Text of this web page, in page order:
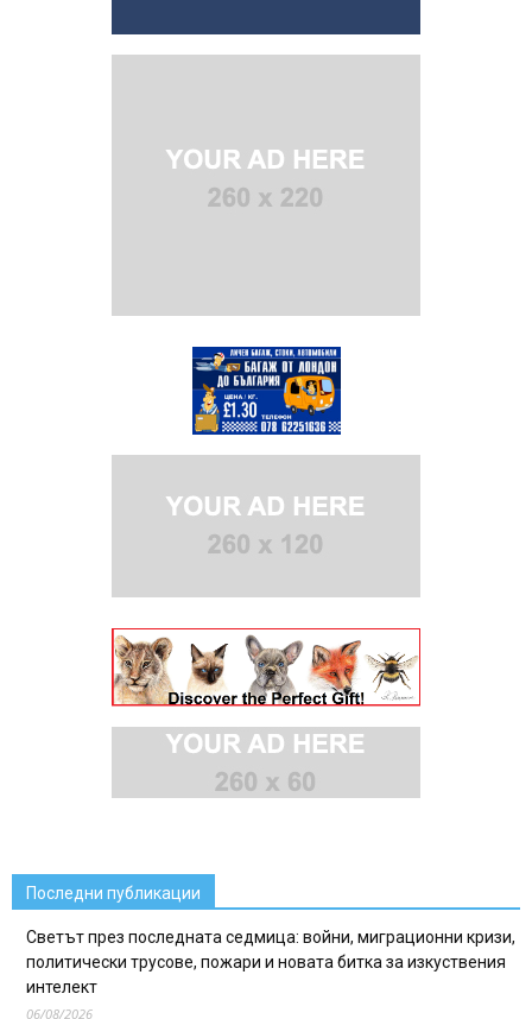
Последни публикации
Светът през последната седмица: войни, миграционни кризи,
политически трусове, пожари и новата битка за изкуствения
интелект
06/08/2026